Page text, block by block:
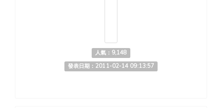
人氣：9,148
發表日期：2011-02-14 09:13:57